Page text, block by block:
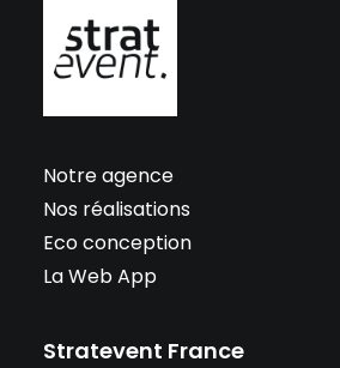
Notre agence
Nos réalisations
Eco conception
La Web App
Stratevent France